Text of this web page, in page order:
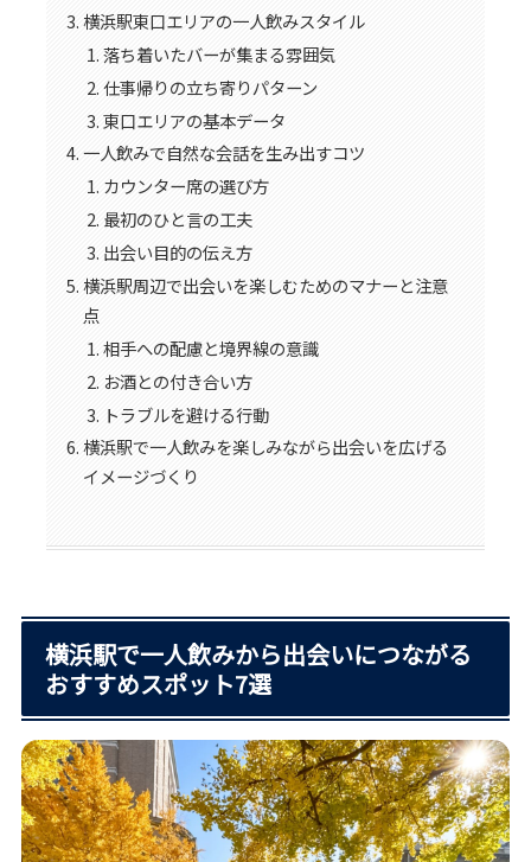
横浜駅東口エリアの一人飲みスタイル
落ち着いたバーが集まる雰囲気
仕事帰りの立ち寄りパターン
東口エリアの基本データ
一人飲みで自然な会話を生み出すコツ
カウンター席の選び方
最初のひと言の工夫
出会い目的の伝え方
横浜駅周辺で出会いを楽しむためのマナーと注意
点
相手への配慮と境界線の意識
お酒との付き合い方
トラブルを避ける行動
横浜駅で一人飲みを楽しみながら出会いを広げる
イメージづくり
横浜駅で一人飲みから出会いにつながる
おすすめスポット7選